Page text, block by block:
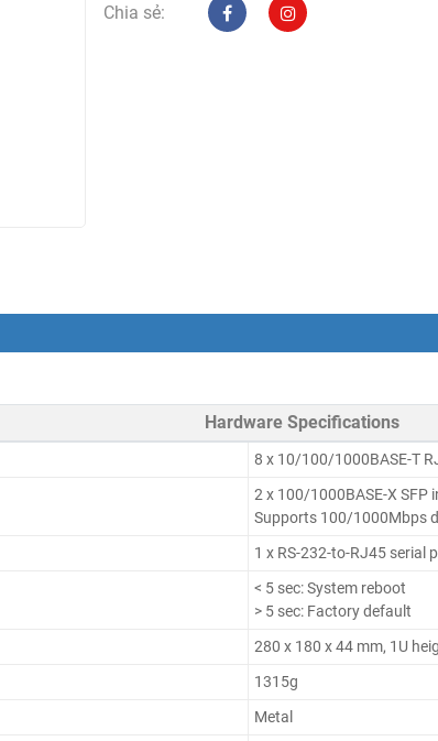
Chia sẻ:
Hardware Specifications
8 x 10/100/1000BASE-T
2 x 100/1000BASE-X SFP
Supports 100/1000Mbps
1 x RS-232-to-RJ45 serial
< 5 sec: System reboot
> 5 sec: Factory default
280 x 180 x 44 mm, 1U
1315g
Metal